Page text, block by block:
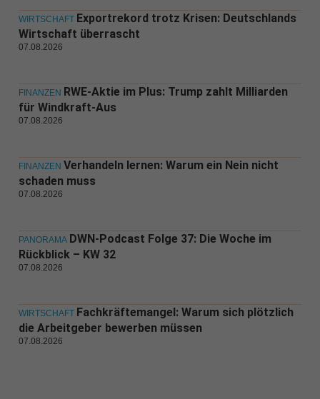
WIRTSCHAFT Exportrekord trotz Krisen: Deutschlands
Wirtschaft überrascht
07.08.2026
FINANZEN RWE-Aktie im Plus: Trump zahlt Milliarden
für Windkraft-Aus
07.08.2026
FINANZEN Verhandeln lernen: Warum ein Nein nicht
schaden muss
07.08.2026
PANORAMA DWN-Podcast Folge 37: Die Woche im
Rückblick – KW 32
07.08.2026
WIRTSCHAFT Fachkräftemangel: Warum sich plötzlich
die Arbeitgeber bewerben müssen
07.08.2026